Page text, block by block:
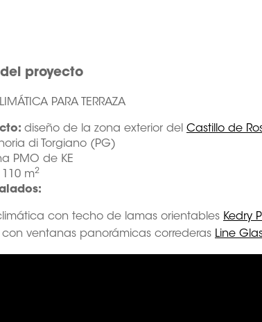
proyecto
PARA TERRAZA
diseño de la zona exterior del Castillo de
di Torgiano (PG)
PMO de KE
110 m2
con techo de lamas orientables Kedry
ventanas panorámicas correderas Line